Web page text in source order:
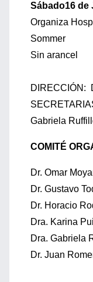
Sábado16 de
Organiza
Sommer
Sin
DIRECCIÓN:
Gabriela
COMITÉ
Dr. Omar
Dr. Gustavo
Dr. Horacio
Dra. Karina
Dra. Gabriela
Dr. Juan